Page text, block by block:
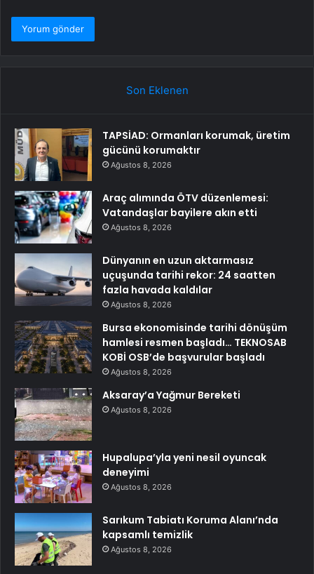
Son Eklenen
TAPSİAD: Ormanları korumak, üretim
gücünü korumaktır
Ağustos 8, 2026
Araç alımında ÖTV düzenlemesi:
Vatandaşlar bayilere akın etti
Ağustos 8, 2026
Dünyanın en uzun aktarmasız
uçuşunda tarihi rekor: 24 saatten
fazla havada kaldılar
Ağustos 8, 2026
Bursa ekonomisinde tarihi dönüşüm
hamlesi resmen başladı… TEKNOSAB
KOBİ OSB’de başvurular başladı
Ağustos 8, 2026
Aksaray’a Yağmur Bereketi
Ağustos 8, 2026
Hupalupa’yla yeni nesil oyuncak
deneyimi
Ağustos 8, 2026
Sarıkum Tabiatı Koruma Alanı’nda
kapsamlı temizlik
Ağustos 8, 2026